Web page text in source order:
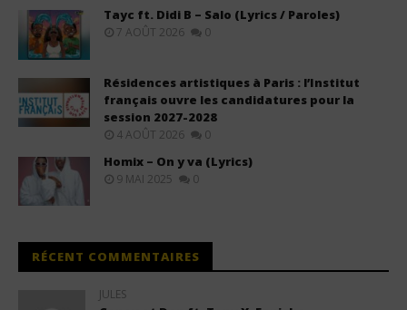
Tayc ft. Didi B – Salo (Lyrics / Paroles)
7 AOÛT 2026 0
Résidences artistiques à Paris : l’Institut
français ouvre les candidatures pour la
session 2027-2028
4 AOÛT 2026 0
Homix – On y va (Lyrics)
9 MAI 2025 0
RÉCENT COMMENTAIRES
JULES